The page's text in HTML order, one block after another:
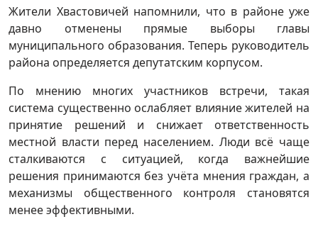
Жители Хвастовичей напомнили, что в районе уже
давно отменены прямые выборы главы
муниципального образования. Теперь руководитель
района определяется депутатским корпусом.
По мнению многих участников встречи, такая
система существенно ослабляет влияние жителей на
принятие решений и снижает ответственность
местной власти перед населением. Люди всё чаще
сталкиваются с ситуацией, когда важнейшие
решения принимаются без учёта мнения граждан, а
механизмы общественного контроля становятся
менее эффективными.